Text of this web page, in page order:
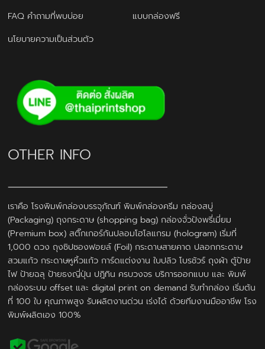
FAQ คำถามที่พบบ่อย
แบบกล่องฟรี
นโยบายความเป็นส่วนตัว
OTHER INFO
เราคือ โรงพิมพ์กล่องบรรจุภัณฑ์ พิมพ์กล่องครีม กล่องสบู่
(Packaging) ถุงกระดาษ (shopping bag) กล่องจั่วปังพรี่เมี่ยม
(Premium box) สติ๊กเกอร์กันปลอมโฮโลแกรม (hologram) เริ่มที่
1,000 ดวง ถุงซิปซองฟอยล์ (Foil) กระดาษสายคาด ปลอกกระดาษ
สวมแก้ว กระดาษหูหิ้วแก้ว การ์ดแต่งงาน ใบปลิว โบรชัวร์ ถุงผ้า ตู้ป้าย
ไฟ ป้ายฉลุ ป้ายธงญี่ปุ่น ปฎิทิน ครบวงจร บริการออกแบบ และ พิมพ์
กล่องระบบ offset และ digital print on demand รับทำกล่อง เริ่มต้น
ที่ 100 ใบ คุณภาพสูง รับผลิตงานด่วน เร่งได้ ด้วยทีมงานมืออาชีพ โรง
พิมพ์ผลิตเอง 100%